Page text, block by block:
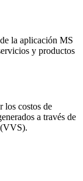
la aplicación MS
y productos
los costos de
a través de
(VVS).